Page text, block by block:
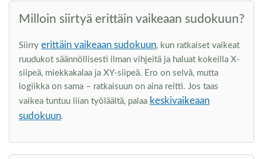
Milloin siirtyä erittäin vaikeaan sudokuun?
Siirry erittäin vaikeaan sudokuun, kun ratkaiset vaikeat
ruudukot säännöllisesti ilman vihjeitä ja haluat kokeilla X-
siipeä, miekkakalaa ja XY-siipeä. Ero on selvä, mutta
logiikka on sama – ratkaisuun on aina reitti. Jos taas
vaikea tuntuu liian työläältä, palaa keskivaikeaan
sudokuun.